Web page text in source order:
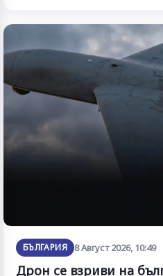
БЪЛГАРИЯ 8 Август 2026, 10:49
Дрон се взриви на